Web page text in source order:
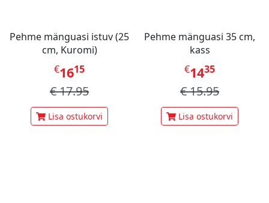
Pehme mänguasi istuv (25
cm, Kuromi)
€1615
€17.95
Lisa ostukorvi
Pehme mänguasi 35 cm,
kass
€1435
€15.95
Lisa ostukorvi